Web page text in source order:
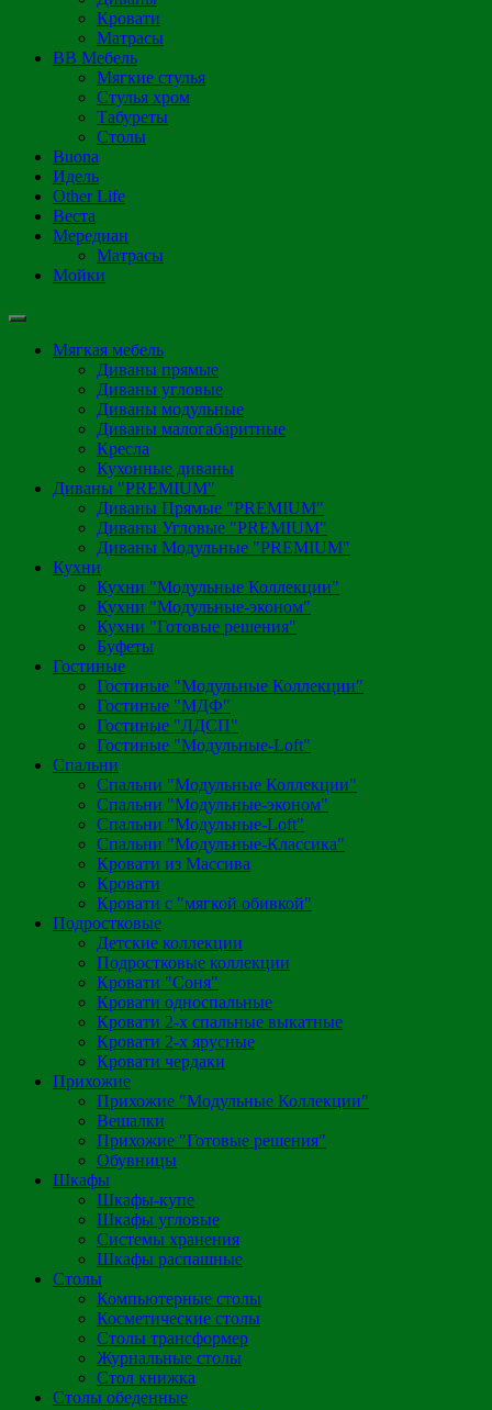
Кровати
Матрасы
ВВ Мебель
Мягкие стулья
Стулья хром
Табуреты
Столы
Buona
Идель
Other Life
Веста
Мередиан
Матрасы
Мойки
Мягкая мебель
Диваны прямые
Диваны угловые
Диваны модульные
Диваны малогабаритные
Кресла
Кухонные диваны
Диваны "PREMIUM"
Диваны Прямые "PREMIUM"
Диваны Угловые "PREMIUM"
Диваны Модульные "PREMIUM"
Кухни
Кухни "Модульные Коллекции"
Кухни "Модульные-эконом"
Кухни "Готовые решения"
Буфеты
Гостиные
Гостиные "Модульные Коллекции"
Гостиные "МДФ"
Гостиные "ЛДСП"
Гостиные "Модульные-Loft"
Спальни
Спальни "Модульные Коллекции"
Спальни "Модульные-эконом"
Спальни "Модульные-Loft"
Спальни "Модульные-Классика"
Кровати из Массива
Кровати
Кровати с "мягкой обивкой"
Подростковые
Детские коллекции
Подростковые коллекции
Кровати "Соня"
Кровати односпальные
Кровати 2-х спальные выкатные
Кровати 2-х ярусные
Кровати чердаки
Прихожие
Прихожие "Модульные Коллекции"
Вешалки
Прихожие "Готовые решения"
Обувницы
Шкафы
Шкафы-купе
Шкафы угловые
Системы хранения
Шкафы распашные
Столы
Компьютерные столы
Косметические столы
Столы трансформер
Журнальные столы
Стол книжка
Столы обеденные